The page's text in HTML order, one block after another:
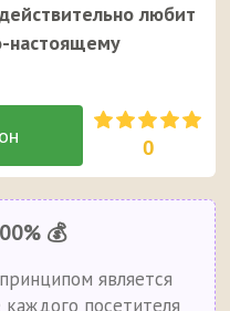
любит
настоящему
0
💰
является
посетителя